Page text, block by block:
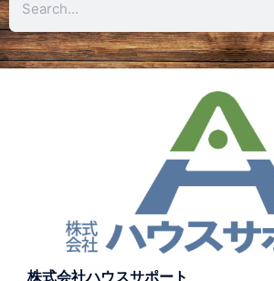
株式会社ハウスサポート